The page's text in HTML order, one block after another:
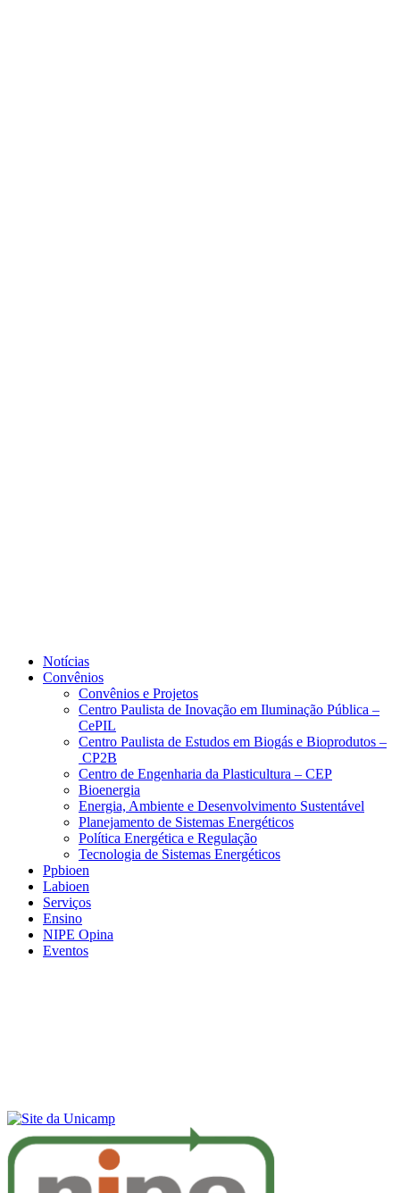
Notícias
Convênios
Convênios e Projetos
Centro Paulista de Inovação em Iluminação Pública –
CePIL
Centro Paulista de Estudos em Biogás e Bioprodutos –
CP2B
Centro de Engenharia da Plasticultura – CEP
Bioenergia
Energia, Ambiente e Desenvolvimento Sustentável
Planejamento de Sistemas Energéticos
Política Energética e Regulação
Tecnologia de Sistemas Energéticos
Ppbioen
Labioen
Serviços
Ensino
NIPE Opina
Eventos